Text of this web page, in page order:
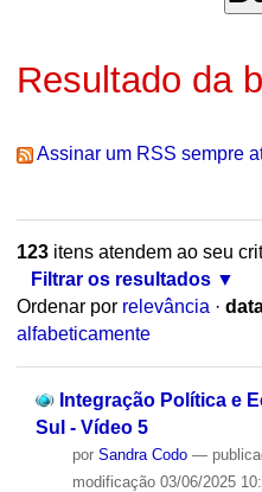
Resultado da
Assinar um RSS sempre
123itens atendem ao seu
Filtrar os resultados
Ordenar por relevância ·
alfabeticamente
Integração Política e
Sul - Vídeo 5
por Sandra Codo —
modificação03/06/2025